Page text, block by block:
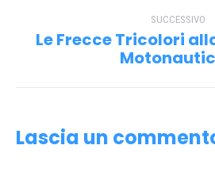
post SUCCESSIVO
post:
Le Frecce Tricolori
Lascia un